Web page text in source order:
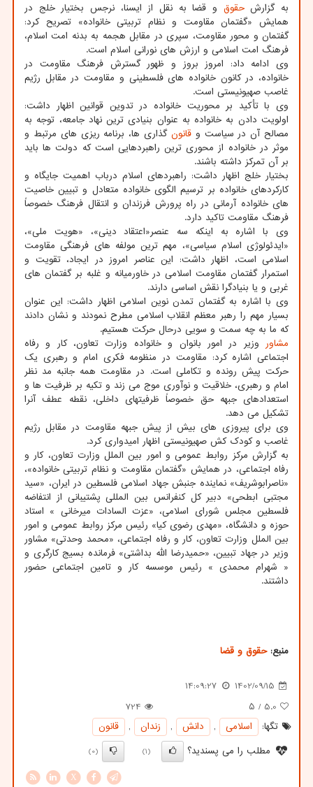
به گزارشحقوق و قضا به نقل از ایسنا، نرجس بختیار خلج در
همایش «گفتمان مقاومت و نظام تربیتی خانواده» تصریح کرد:
گفتمان و محور مقاومت، سپری در مقابل هجمه به بدنه امت اسلام،
فرهنگ امت اسلامی و ارزش های نورانی اسلام است.
وی ادامه داد: امروز بروز و ظهور گسترش فرهنگ مقاومت در
خانواده، در کانون خانواده های فلسطینی و مقاومت در مقابل رژیم
غاصب صهیونیستی است.
وی با تأکید بر محوریت خانواده در تدوین قوانین اظهار داشت:
اولویت دادن به خانواده به عنوان بنیادی ترین نهاد جامعه، توجه به
مصالح آن در سیاست وقانون گذاری ها، برنامه ریزی های مرتبط و
موثر در خانواده از محوری ترین راهبردهایی است که دولت ها باید
بر آن تمرکز داشته باشند.
بختیار خلج اظهار داشت: راهبردهای اسلام درباب اهمیت جایگاه و
کارکردهای خانواده بر ترسیم الگوی خانواده متعادل و تبیین خاصیت
های خانواده آرمانی در راه پرورش فرزندان و انتقال فرهنگ خصوصاً
فرهنگ مقاومت تاکید دارد.
وی با اشاره به اینکه سه عنصر«اعتقاد دینی»، «هویت ملی»،
«ایدئولوژی اسلام سیاسی»، مهم ترین مولفه های فرهنگی مقاومت
اسلامی است، اظهار داشت: این عناصر امروز در ایجاد، تقویت و
استمرار گفتمان مقاومت اسلامی در خاورمیانه و غلبه بر گفتمان های
غربی و یا بنیادگرا نقش اساسی دارند.
وی با اشاره به گفتمان تمدن نوین اسلامی اظهار داشت: این عنوان
بسیار مهم را رهبر معظم انقلاب اسلامی مطرح نمودند و نشان دادند
که ما به چه سمت و سویی درحال حرکت هستیم.
مشاور
وزیر در امور بانوان و خانواده وزارت تعاون، کار و رفاه
اجتماعی اشاره کرد: مقاومت در منظومه فکری امام و رهبری یک
حرکت پیش رونده و تکاملی است. در مقاومت همه جانبه مد نظر
امام و رهبری، خلاقیت و نوآوری موج می زند و تکیه بر ظرفیت ها و
استعدادهای جبهه حق خصوصاً ظرفیتهای داخلی، نقطه عطف آنرا
تشکیل می دهد.
وی برای پیروزی های بیش از پیش جبهه مقاومت در مقابل رژیم
غاصب و کودک کش صهیونیستی اظهار امیدواری کرد.
به گزارش مرکز روابط عمومی و امور بین الملل وزارت تعاون، کار و
رفاه اجتماعی، در همایش «گفتمان مقاومت و نظام تربیتی خانواده»،
«ناصرابوشریف» نماینده جنبش جهاد اسلامی فلسطین در ایران، «سید
مجتبی ابطحی» دبیر کل کنفرانس بین المللی پشتیبانی از انتفاضه
فلسطین مجلس شورای اسلامی، «عزت السادات میرخانی » استاد
حوزه و دانشگاه، «مهدی رضوی کیا» رئیس مرکز روابط عمومی و امور
بین الملل وزارت تعاون، کار و رفاه اجتماعی، «محمد وحدتی» مشاور
وزیر در جهاد تبیین، «حمیدرضا الله بداشتی» فرمانده بسیج کارگری و
« شهرام محمدی » رئیس موسسه کار و تامین اجتماعی حضور
داشتند.
منبع:حقوق و قضا
1402/09/15
14:09:27
5.0 / ۵
724
تگها:
اسلامی , دانش , زندان ,
قانون
مطلب را می پسندید؟
(1)
(0)
X